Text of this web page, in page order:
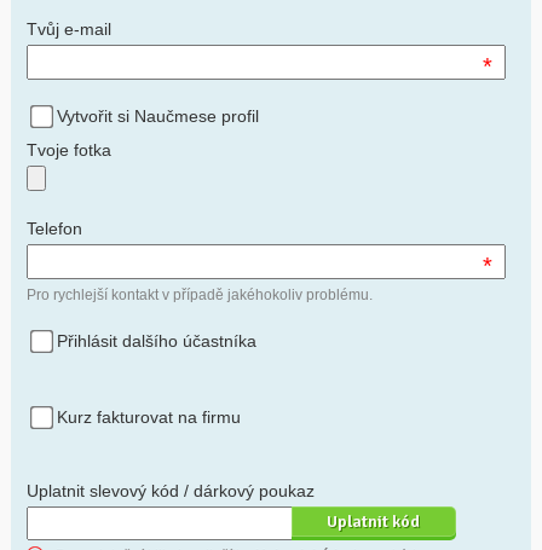
Tvůj e-mail
*
Vytvořit si Naučmese profil
Tvoje fotka
Telefon
*
Pro rychlejší kontakt v případě jakéhokoliv problému.
Přihlásit dalšího účastníka
Kurz fakturovat na firmu
Uplatnit slevový kód / dárkový poukaz